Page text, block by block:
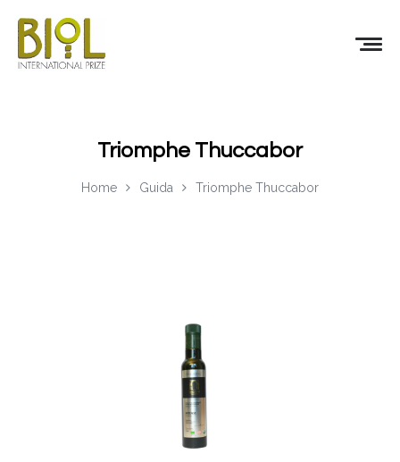
Triomphe Thuccabor
Home Guida Triomphe Thuccabor